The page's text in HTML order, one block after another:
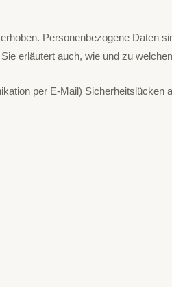
Personenbezogene Daten
erläutert auch, wie und zu
per E-Mail)